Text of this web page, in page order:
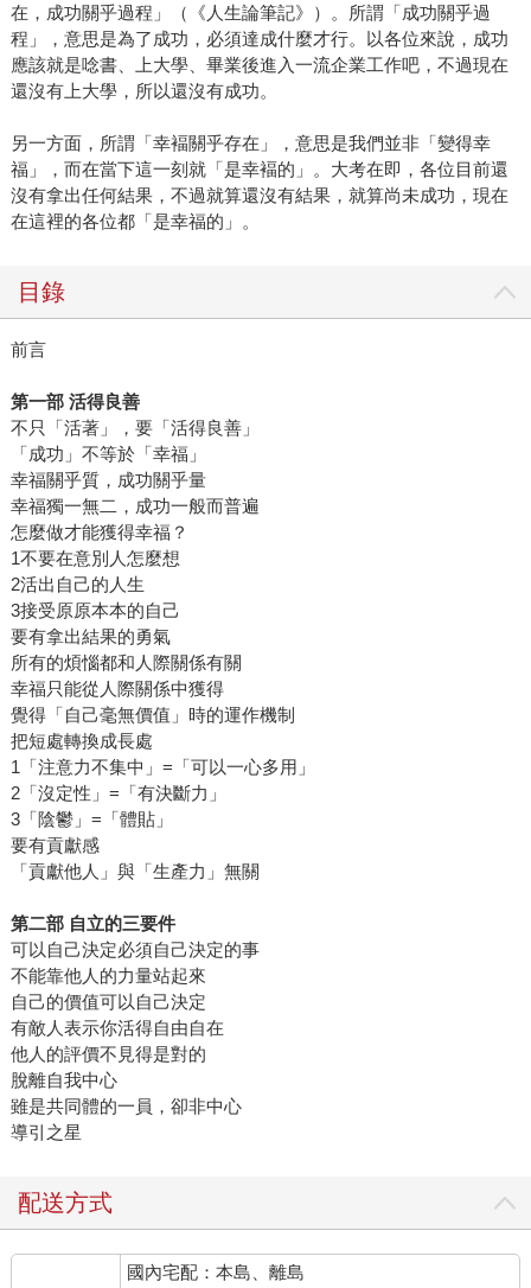
在，成功關乎過程」（《人生論筆記》）。所謂「成功關乎過
程」，意思是為了成功，必須達成什麼才行。以各位來說，成功
應該就是唸書、上大學、畢業後進入一流企業工作吧，不過現在
還沒有上大學，所以還沒有成功。
另一方面，所謂「幸褔關乎存在」，意思是我們並非「變得幸
福」，而在當下這一刻就「是幸褔的」。大考在即，各位目前還
沒有拿出任何結果，不過就算還沒有結果，就算尚未成功，現在
在這裡的各位都「是幸福的」。
目錄
前言
第一部 活得良善
不只「活著」，要「活得良善」
「成功」不等於「幸福」
幸福關乎質，成功關乎量
幸福獨一無二，成功一般而普遍
怎麼做才能獲得幸福？
1不要在意別人怎麼想
2活出自己的人生
3接受原原本本的自己
要有拿出結果的勇氣
所有的煩惱都和人際關係有關
幸福只能從人際關係中獲得
覺得「自己毫無價值」時的運作機制
把短處轉換成長處
1「注意力不集中」=「可以一心多用」
2「沒定性」=「有決斷力」
3「陰鬱」=「體貼」
要有貢獻感
「貢獻他人」與「生產力」無關
第二部 自立的三要件
可以自己決定必須自己決定的事
不能靠他人的力量站起來
自己的價值可以自己決定
有敵人表示你活得自由自在
他人的評價不見得是對的
脫離自我中心
雖是共同體的一員，卻非中心
導引之星
配送方式
國內宅配：本島、離島